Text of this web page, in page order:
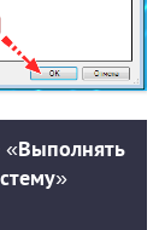
«Выполнять
»